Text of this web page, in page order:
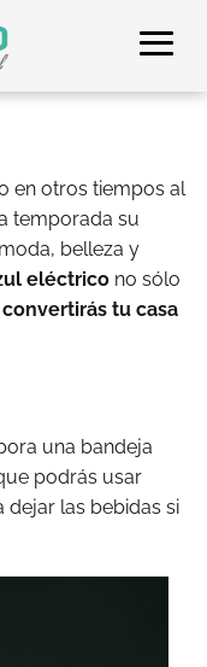
en otros tiempos al
temporada su
belleza y
eléctrico no sólo
convertirás tu casa
una bandeja
podrás usar
dejar las bebidas si